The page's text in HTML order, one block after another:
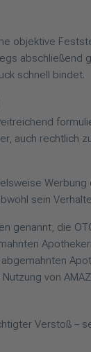
objektive
schnell bindet.
auch
sein
die
von
Verstoß